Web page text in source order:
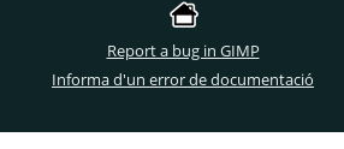
Report a bug in GIMP
Informa d'un error de documentació